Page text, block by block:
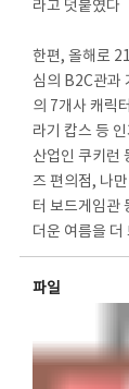
라고 덧붙였다
한편, 올해로
심의 B2C관과
의 7개사 캐릭
라기 캅스 등
산업인 쿠키런
즈 편의점, 나
터 보드게임관
더운 여름을 더
파일